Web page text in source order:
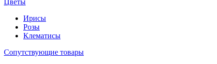
Цветы
Ирисы
Розы
Клематисы
Сопутствующие товары